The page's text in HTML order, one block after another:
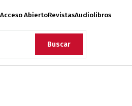
Acceso AbiertoRevistasAudiolibros
Buscar